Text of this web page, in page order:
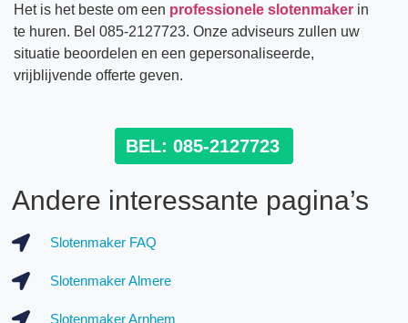
Het is het beste om een professionele slotenmaker in
te huren. Bel 085-2127723. Onze adviseurs zullen uw
situatie beoordelen en een gepersonaliseerde,
vrijblijvende offerte geven.
BEL: 085-2127723
Andere interessante pagina’s
Slotenmaker FAQ
Slotenmaker Almere
Slotenmaker Arnhem